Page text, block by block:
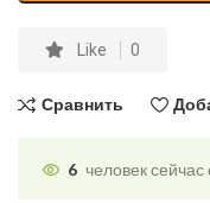
Like 0
Сравнить
6 человек сейчас